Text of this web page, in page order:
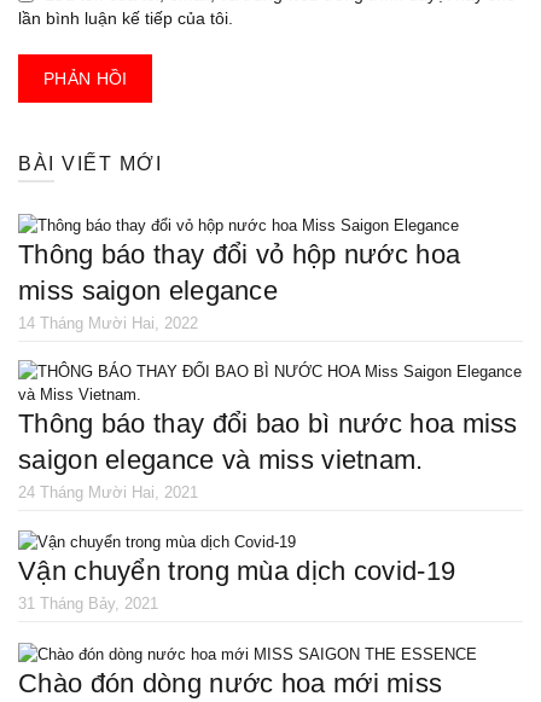
lần bình luận kế tiếp của tôi.
BÀI VIẾT MỚI
thông báo thay đổi vỏ hộp nước hoa
miss saigon elegance
14 Tháng Mười Hai, 2022
thông báo thay đổi bao bì nước hoa miss
saigon elegance và miss vietnam.
24 Tháng Mười Hai, 2021
vận chuyển trong mùa dịch covid-19
31 Tháng Bảy, 2021
chào đón dòng nước hoa mới miss